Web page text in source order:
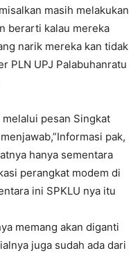
masih melakukan
berarti kalau mereka
narik mereka kan tidak
PLN UPJ Palabuhanratu
pesan Singkat
pak,
hanya sementara
perangkat modem di
ini SPKLU nya itu
memang akan diganti
juga sudah ada dari